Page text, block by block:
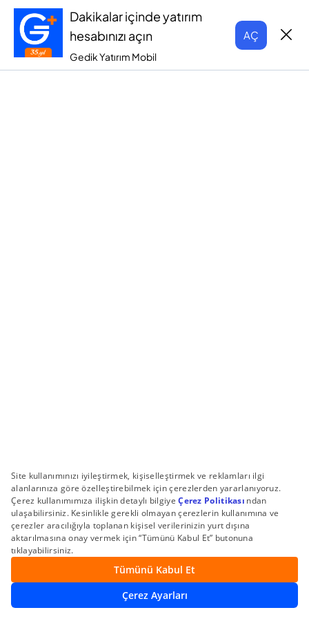
Dakikalar içinde yatırım
hesabınızı açın
Gedik Yatırım Mobil
AÇ